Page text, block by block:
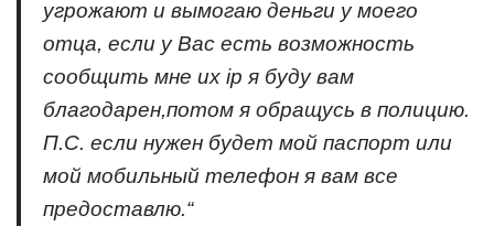
угрожают и вымогаю деньги у моего
отца, если у Вас есть возможность
сообщить мне их ip я буду вам
благодарен,потом я обращусь в полицию.
П.С. если нужен будет мой паспорт или
мой мобильный телефон я вам все
предоставлю.“